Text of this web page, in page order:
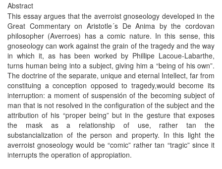
Abstract
This essay argues that the averroist gnoseology developed in the
Great Commentary on Aristotle´s De Anima by the cordovan
philosopher (Averroes) has a comic nature. In this sense, this
gnoseology can work against the grain of the tragedy and the way
in which it, as has been worked by Phillipe Lacoue-Labarthe,
turns human being into a subject, giving him a “being of his own”.
The doctrine of the separate, unique and eternal Intellect, far from
constituing a conception opposed to tragedy,would become its
interruption: a moment of suspensión of the becoming subject of
man that is not resolved in the configuration of the subject and the
attribution of his “proper being” but in the gesture that exposes
the mask as a relationship of use, rather tan the
substancialization of the person and property. In this light the
averroist gnoseology would be “comic” rather tan “tragic” since it
interrupts the operation of appropiation.